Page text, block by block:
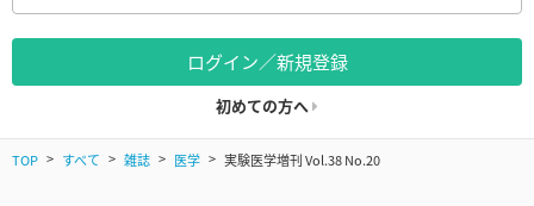
ログイン／新規登録
初めての方へ
TOP すべて 雑誌 医学 実験医学増刊 Vol.38 No.20